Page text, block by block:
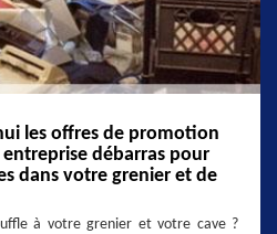
les offres de promotion
débarras pour
dans votre grenier et de
à votre grenier et votre cave ?